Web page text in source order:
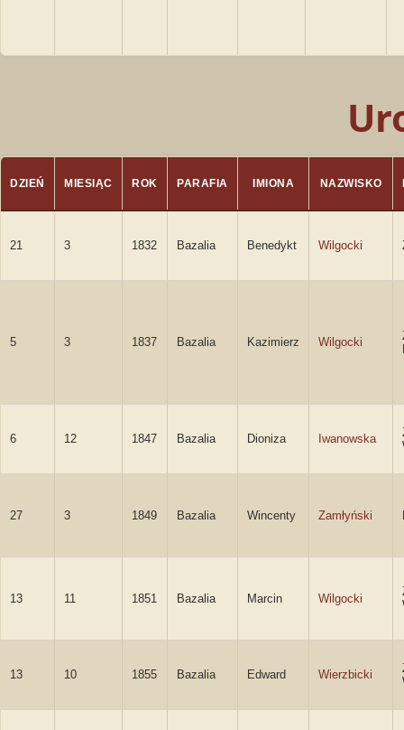
DZIEŃ MIESIĄC ROK PARAFIA IMIONA NAZWISKO
21 3 1832 Bazalia Benedykt Wilgocki
5 3 1837 Bazalia Kazimierz Wilgocki
6 12 1847 Bazalia Dioniza Iwanowska
27 3 1849 Bazalia Wincenty Zamłyński
13 11 1851 Bazalia Marcin Wilgocki
13 10 1855 Bazalia Edward Wierzbicki